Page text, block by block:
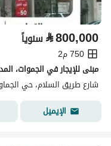
⃁800,000 سنوياً
750 م2
مبنى للإيجار في الجموات،
شارع طريق السلام، حي
الإيميل